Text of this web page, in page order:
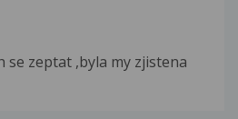
se zeptat ,byla my zjistena